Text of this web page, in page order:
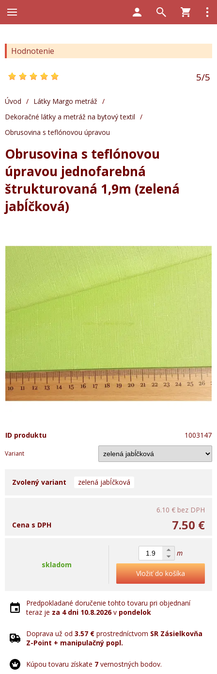
Hodnotenie
5/5
Úvod / Látky Margo metráž /
Dekoračné látky a metráž na bytový textil /
Obrusovina s teflónovou úpravou
Obrusovina s teflónovou
úpravou jednofarebná
štrukturovaná 1,9m (zelená
jabĺčková)
ID produktu 1003147
Variant
Zvolený variant zelená jabĺčková
6.10 € bez DPH
7.50 €
Cena s DPH
skladom
m
Vložiť do košíka
Predpokladané doručenie tohto tovaru pri objednaní
teraz je za 4 dni 10.8.2026v pondelok
Doprava už od 3.57 € prostredníctvom SR Zásielkovňa
Z-Point + manipulačný popl.
Kúpou tovaru získate 7 vernostných bodov.